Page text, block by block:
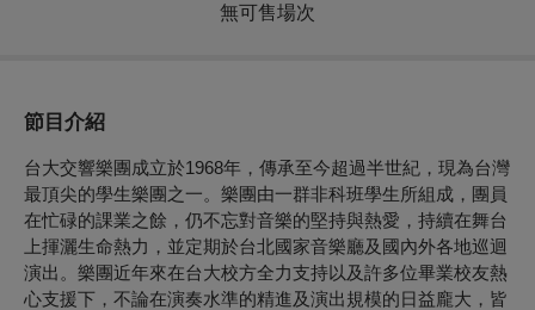
無可售場次
節目介紹
台大交響樂團成立於1968年，傳承至今超過半世紀，現為台灣
最頂尖的學生樂團之一。樂團由一群非科班學生所組成，團員
在忙碌的課業之餘，仍不忘對音樂的堅持與熱愛，持續在舞台
上揮灑生命熱力，並定期於台北國家音樂廳及國內外各地巡迴
演出。樂團近年來在台大校方全力支持以及許多位畢業校友熱
心支援下，不論在演奏水準的精進及演出規模的日益龐大，皆